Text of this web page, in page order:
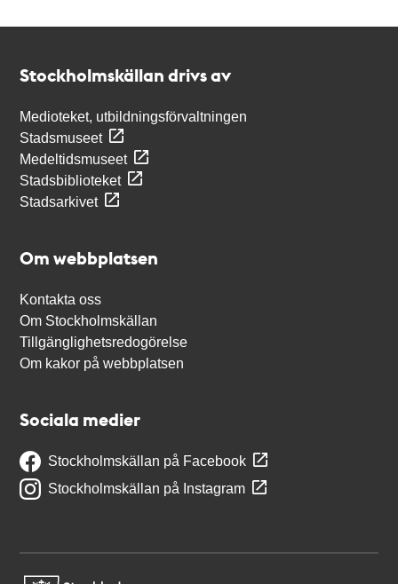
Stockholmskällan drivs av
Medioteket, utbildningsförvaltningen
Stadsmuseet
Medeltidsmuseet
Stadsbiblioteket
Stadsarkivet
Om webbplatsen
Kontakta oss
Om Stockholmskällan
Tillgänglighetsredogörelse
Om kakor på webbplatsen
Sociala medier
Stockholmskällan på Facebook
Stockholmskällan på Instagram